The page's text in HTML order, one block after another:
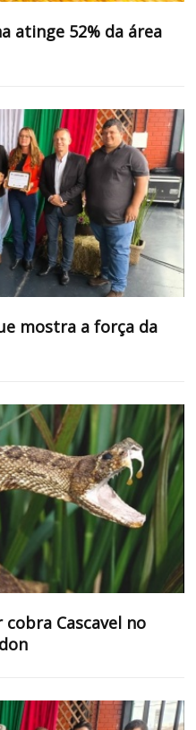
atinge 52% da área
mostra a força da
Cascavel no